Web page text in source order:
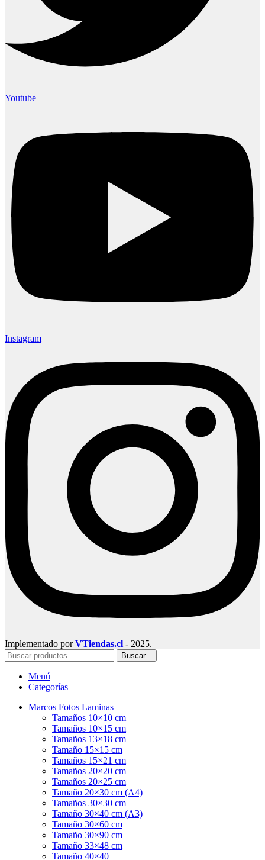
Youtube
Instagram
Implementado porVTiendas.cl - 2025.
Buscar...
Menú
Categorías
Marcos Fotos Laminas
Tamaños 10×10 cm
Tamaños 10×15 cm
Tamaños 13×18 cm
Tamaño 15×15 cm
Tamaños 15×21 cm
Tamaños 20×20 cm
Tamaños 20×25 cm
Tamaño 20×30 cm (A4)
Tamaños 30×30 cm
Tamaño 30×40 cm (A3)
Tamaño 30×60 cm
Tamaño 30×90 cm
Tamaño 33×48 cm
Tamaño 40×40